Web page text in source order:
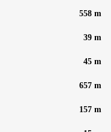
558 m
39 m
45 m
657 m
157 m